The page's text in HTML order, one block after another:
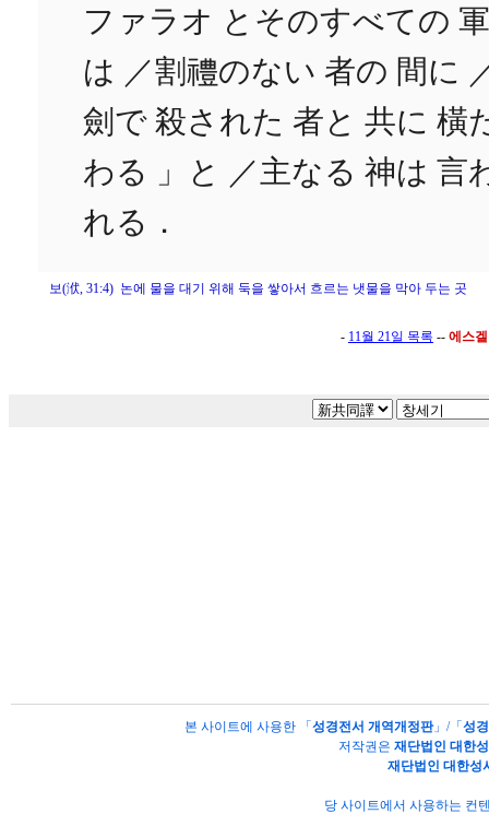
ファラオ とそのすべての
は ／割禮のない 者の 間に
劍で 殺された 者と 共に 橫
わる 」と ／主なる 神は 言
れる．
보(洑, 31:4) 논에 물을 대기 위해 둑을 쌓아서 흐르는 냇물을 막아 두는 곳
- 11월 21일 목록 -- 에스겔
본 사이트에 사용한 「 성경전서 개역개정판」/「 성
저작권은 재단법인 대한
재단법인 대한성
당 사이트에서 사용하는 컨